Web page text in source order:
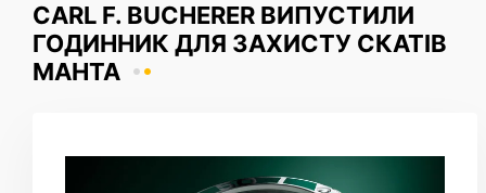
CARL F. BUCHERER ВИПУСТИЛИ
ГОДИННИК ДЛЯ ЗАХИСТУ СКАТІВ
МАНТА